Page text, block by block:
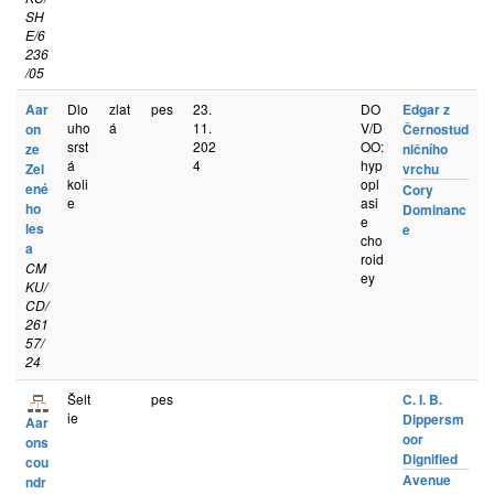
SH
E/6
236
/05
Aar
on
ze
Zel
ené
ho
les
a
CM
KU/
CD/
261
57/
24
Dlo
uho
srst
á
koli
e
zlat
á
pes
23.
11.
202
4
DO
V/D
OO:
hyp
opl
asi
e
cho
roid
ey
Edgar z
Černostud
ničního
vrchu
Cory
Dominanc
e
Aar
ons
cou
ndr
Šelt
ie
pes
C. I. B.
Dippersm
oor
Dignified
Avenue